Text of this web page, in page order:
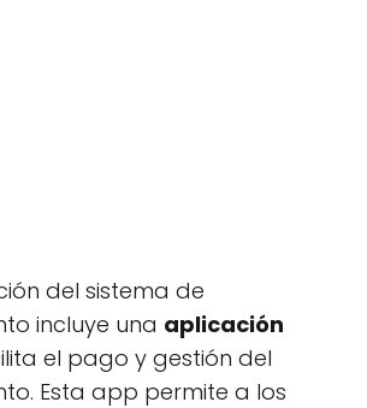
del sistema de
incluye una aplicación
el pago y gestión del
Esta app permite a los